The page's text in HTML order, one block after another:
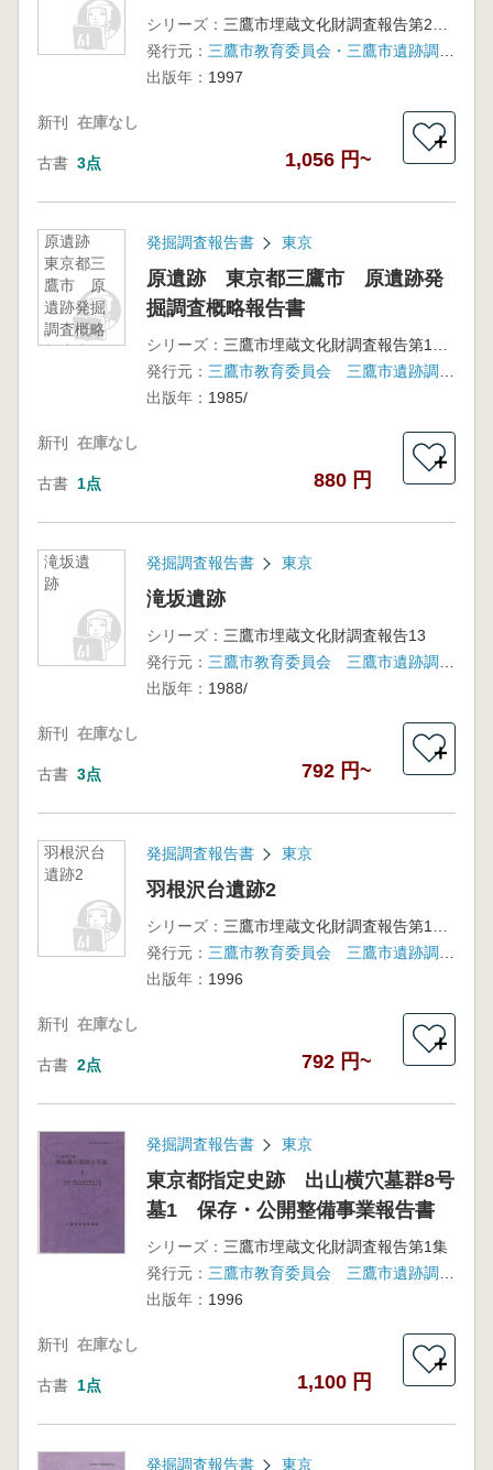
シリーズ：
発行元：
出版年： 1997
新刊 在庫なし
古書 3点 1,056 円~
＋
原遺跡
東京都三
鷹市 原
遺跡発掘
調査概略
報告書
発掘調査報告書 東京
原遺跡 東京都三鷹市 原遺跡発
掘調査概略報告書
シリーズ：
発行元：
出版年： 1985/
新刊 在庫なし
古書 1点 880 円
＋
滝坂遺
跡
発掘調査報告書 東京
滝坂遺跡
シリーズ： 三鷹市埋蔵文化財調査報告13
発行元：
出版年： 1988/
新刊 在庫なし
古書 3点 792 円~
＋
羽根沢台
遺跡2
発掘調査報告書 東京
羽根沢台遺跡2
シリーズ：
発行元：
出版年： 1996
新刊 在庫なし
古書 2点 792 円~
＋
発掘調査報告書 東京
東京都指定史跡 出山横穴墓群8号
墓1 保存・公開整備事業報告書
シリーズ： 三鷹市埋蔵文化財調査報告第1集
発行元：
出版年： 1996
新刊 在庫なし
古書 1点 1,100 円
＋
発掘調査報告書 東京